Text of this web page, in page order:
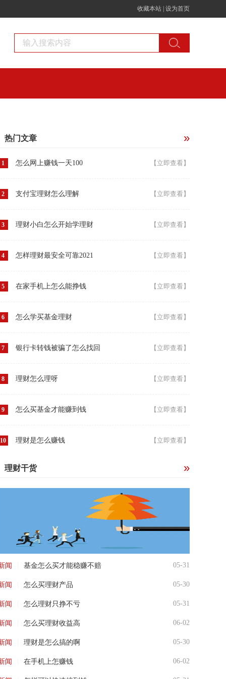
收藏本站 设为首页
热门文章
1 怎么网上赚钱一天100 【立即查看】
2 支付宝理财怎么理解 【立即查看】
3 理财小白怎么开始学理财 【立即查看】
4 怎样理财最安全可靠2021 【立即查看】
5 在家手机上怎么能挣钱 【立即查看】
6 怎么学买基金理财 【立即查看】
7 银行卡转钱被骗了怎么找回 【立即查看】
8 理财怎么理呀 【立即查看】
9 怎么买基金才能赚到钱 【立即查看】
10 理财是怎么赚钱 【立即查看】
理财干货
闻 基金怎么买才能稳赚不赔 05-31
闻 怎么买理财产品 05-30
闻 怎么理财只挣不亏 05-31
闻 怎么买理财收益高 06-02
闻 理财是怎么搞的啊 05-30
闻 在手机上怎赚钱 06-02